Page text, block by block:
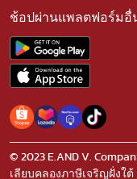
ช้อปผ่านแพลตฟอร์มอื่
© 2023 E.AND V.
เลียบคลองภาษีเจริญฝั่งใ